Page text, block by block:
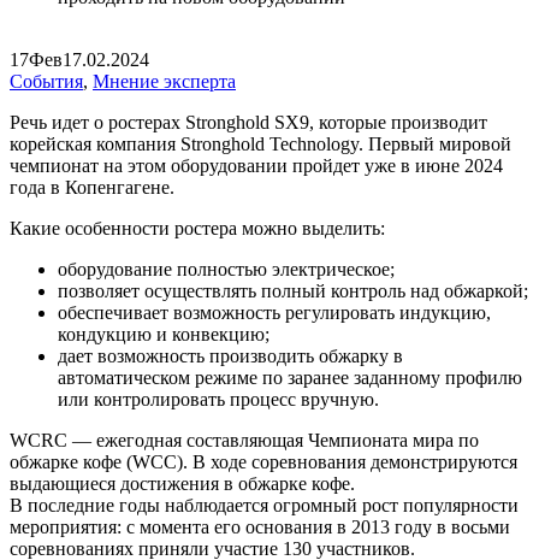
17Фев17.02.2024
События, Мнение эксперта
Речь идет о ростерах Stronghold SX9, которые производит
корейская компания Stronghold Technology. Первый мировой
чемпионат на этом оборудовании пройдет уже в июне 2024
года в Копенгагене.
Какие особенности ростера можно выделить:
оборудование полностью электрическое;
позволяет осуществлять полный контроль над обжаркой;
обеспечивает возможность регулировать индукцию,
кондукцию и конвекцию;
дает возможность производить обжарку в
автоматическом режиме по заранее заданному профилю
или контролировать процесс вручную.
WCRC — ежегодная составляющая Чемпионата мира по
обжарке кофе (WCC). В ходе соревнования демонстрируются
выдающиеся достижения в обжарке кофе.
В последние годы наблюдается огромный рост популярности
мероприятия: с момента его основания в 2013 году в восьми
соревнованиях приняли участие 130 участников.